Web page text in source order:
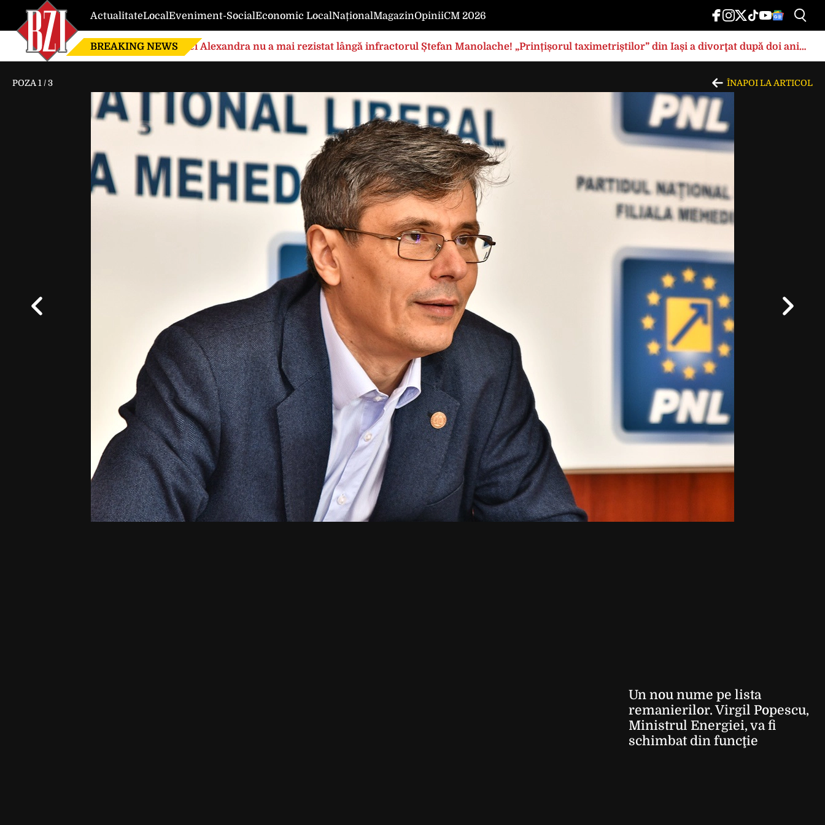
ActualitateLocalEveniment-SocialEconomic LocalNaționalMagazinOpiniiCM 2026
BREAKING NEWS Nici Alexandra nu a mai rezistat lângă infractorul Ștefan Manolache! „Prințișorul taximetriștilor” din Iași a divorţat după doi ani
de căsnicie
POZA 1 /3 ÎNAPOI LA ARTICOL
Un nou nume pe lista
remanierilor. Virgil Popescu,
Ministrul Energiei, va fi
schimbat din funcţie